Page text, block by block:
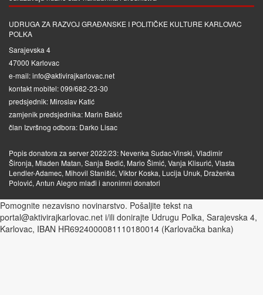
UDRUGA ZA RAZVOJ GRAĐANSKE I POLITIČKE KULTURE KARLOVAC
POLKA
Sarajevska 4
47000 Karlovac
e-mail: info@aktivirajkarlovac.net
kontakt mobitel: 099/682-23-30
predsjednik: Miroslav Katić
zamjenik predsjednika: Marin Bakić
član Izvršnog odbora: Darko Lisac
Popis donatora za server 2022/23: Nevenka Sudac-Vinski, Vladimir
Šironja, Mladen Matan, Sanja Bedić, Mario Šimić, Vanja Klisurić, Vlasta
Lendler-Adamec, Mihovil Stanišić, Viktor Koska, Lucija Unuk, Draženka
Polović, Antun Alegro mlađi i anonimni donatori
Pomognite nezavisno novinarstvo. Pošaljite tekst na
portal@aktivirajkarlovac.net i/ili donirajte Udrugu Polka, Sarajevska 4,
Karlovac, IBAN HR6924000081110180014 (Karlovačka banka)